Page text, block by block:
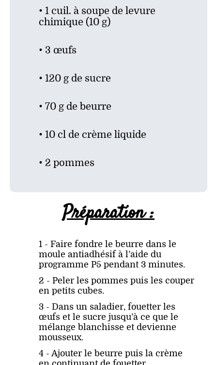
• 1 cuil. à soupe de levure
chimique (10 g)
• 3 œufs
• 120 g de sucre
• 70 g de beurre
• 10 cl de crème liquide
• 2 pommes
Préparation :
1 - Faire fondre le beurre dans le
moule antiadhésif à l’aide du
programme P5 pendant 3 minutes.
2 - Peler les pommes puis les couper
en petits cubes.
3 - Dans un saladier, fouetter les
œufs et le sucre jusqu’à ce que le
mélange blanchisse et devienne
mousseux.
4 - Ajouter le beurre puis la crème